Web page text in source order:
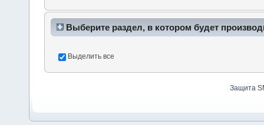
Выберите раздел, в котором будет
Выделить все
Защита